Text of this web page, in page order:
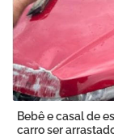
Bebê e casal de
carro ser